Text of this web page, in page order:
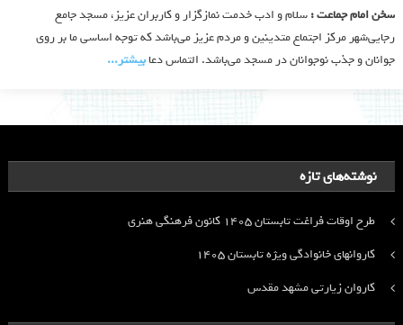
سخن امام جماعت :سلام و ادب خدمت نمازگزار و کاربران عزیز، مسجد جامع
رجایی‌شهر مرکز اجتماع متدینین و مردم عزیز می‌باشد که توجه اساسی ما بر روی
جوانان و جذب نوجوانان در مسجد می‌باشد. التماس دعابیشتر‫...‬
نوشته‌های تازه
طرح اوقات فراغت تابستان ۱۴۰۵ کانون فرهنگی هنری
کاروانهای خانوادگی ویژه تابستان ۱۴۰۵
کاروان زیارتی مشهد مقدس